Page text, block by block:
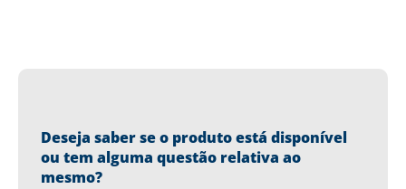
Deseja saber se o produto está disponível
ou tem alguma questão relativa ao
mesmo?